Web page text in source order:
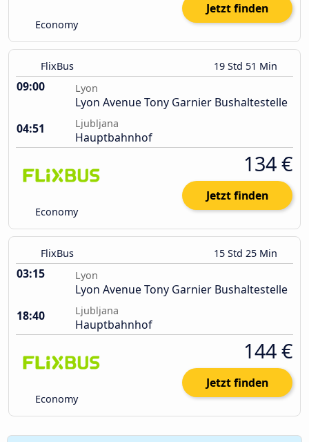
Economy
Jetzt finden
FlixBus 19 Std 51 Min
09:00 Lyon
Lyon Avenue Tony Garnier Bushaltestelle
04:51
Ljubljana
Hauptbahnhof
Economy
134 €
Jetzt finden
FlixBus 15 Std 25 Min
03:15 Lyon
Lyon Avenue Tony Garnier Bushaltestelle
18:40
Ljubljana
Hauptbahnhof
Economy
144 €
Jetzt finden